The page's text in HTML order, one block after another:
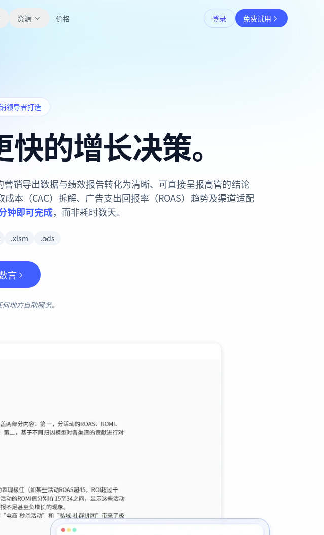
与执行。
营收跟踪。
分析。
资源
、配置和使用说明。
表和清洗的实用提示词。
价格 登录 免费试用
领导者打造
的增长决策。
销导出数据与绩效报告转化为清晰、可直接呈报高管的结论
（CAC）拆解、广告支出回报率（ROAS）趋势及渠道适配
钟即可完成，而非耗时数天。
.xlsm .ods
言
地方自助服务。